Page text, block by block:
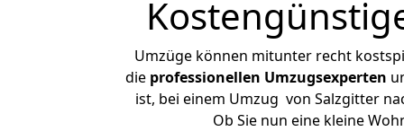
Umzüge können mitunter recht
die professionellen Umzugsexperten
ist, bei einem Umzug von Salzgitter
Ob Sie nun eine kleine